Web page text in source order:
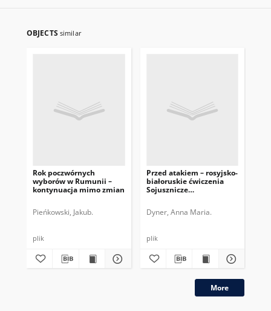
OBJECTS similar
Rok poczwórnych
wyborów w Rumunii –
kontynuacja mimo zmian
Pieńkowski, Jakub.
plik
Przed atakiem – rosyjsko-
białoruskie ćwiczenia
Sojusznicze
Dyner, Anna Maria.
plik
More